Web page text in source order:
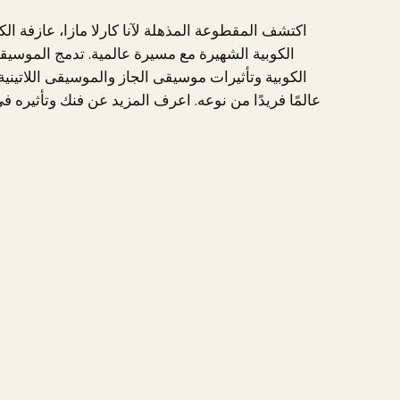
اكتشف المقطوعة المذهلة لآنا كارلا مازا، عازفة
الكوبية الشهيرة مع مسيرة عالمية. تدمج
الكوبية وتأثيرات موسيقى الجاز والموسيقى
عالمًا فريدًا من نوعه. اعرف المزيد عن فنك